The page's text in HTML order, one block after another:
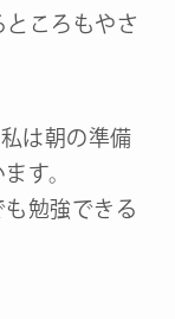
ころもやさ
は朝の準備
す。
勉強できる